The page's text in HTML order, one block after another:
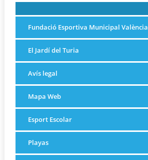
Fundació Esportiva Municipal València
El Jardí del Turia
Avís legal
Mapa Web
Esport Escolar
Playas